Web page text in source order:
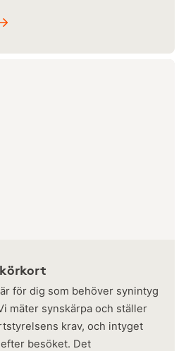
för dig som behöver synintyg
mäter synskärpa och ställer
krav, och intyget
besöket. Det